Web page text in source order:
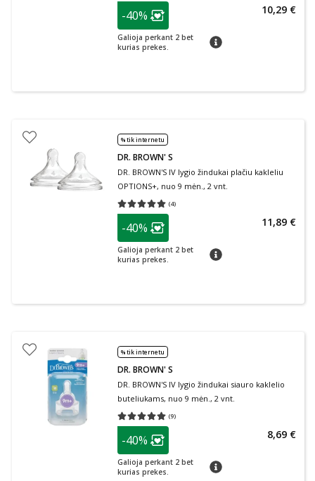
patarimas
Lojalumo klubo narių nuolaida
-40%
Galioja perkant 2 bet
kurias prekes.
patarimas
10,29 €
% tik internetu
DR. BROWN' S
DR. BROWN'S IV lygio žindukai plačiu kakleliu
OPTIONS+, nuo 9 mėn., 2 vnt.
(4)
Vidutinis įvertinimas 5.00
patarimas
Lojalumo klubo narių nuolaida
-40%
Galioja perkant 2 bet
kurias prekes.
patarimas
11,89 €
% tik internetu
DR. BROWN' S
DR. BROWN'S IV lygio žindukai siauro kaklelio
buteliukams, nuo 9 mėn., 2 vnt.
(9)
Vidutinis įvertinimas 5.00
patarimas
Lojalumo klubo narių nuolaida
-40%
Galioja perkant 2 bet
kurias prekes.
patarimas
8,69 €